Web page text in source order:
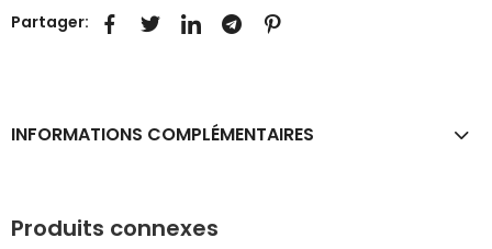
Partager:
INFORMATIONS COMPLÉMENTAIRES
Produits connexes